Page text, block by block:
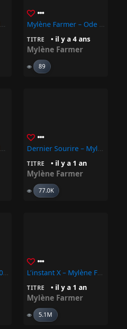
La Veuve Noire – Mylène Farmer Mylène Farmer – Ode À L’apesanteur
TITRE • il y a 4 ans
Mylène Farmer
89
Comme J’ai Mal – Mylène Farmer Dernier Sourire – Mylène Farmer
TITRE • il y a 1 an
Mylène Farmer
77.0K
À Quoi Je Sers (Mix 2001) – Mylène Farmer L’instant X – Mylène Farmer
TITRE • il y a 1 an
Mylène Farmer
5.1M